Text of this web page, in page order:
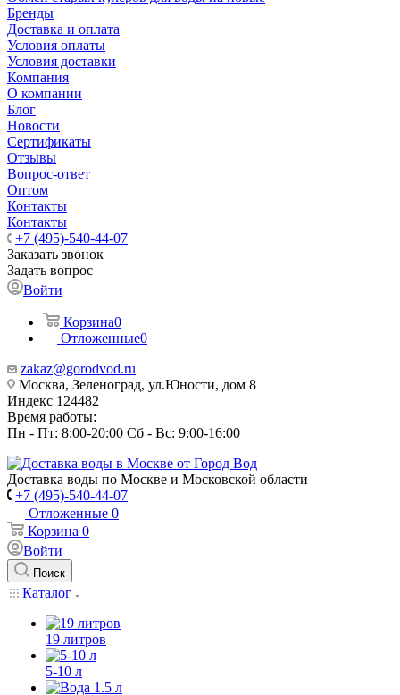
Бренды
Доставка и оплата
Условия оплаты
Условия доставки
Компания
О компании
Блог
Новости
Сертификаты
Отзывы
Вопрос-ответ
Оптом
Контакты
Контакты
+7 (495)-540-44-07
Заказать звонок
Задать вопрос
Войти
Корзина0
Отложенные0
zakaz@gorodvod.ru
Москва, Зеленоград, ул.Юности, дом 8
Индекс 124482
Время работы:
Пн - Пт: 8:00-20:00 Сб - Вс: 9:00-16:00
Доставка воды по Москве и Московской области
+7 (495)-540-44-07
Отложенные 0
Корзина 0
Войти
Поиск
Каталог
19 литров
5-10 л